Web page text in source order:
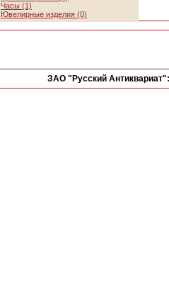
Часы (1)
Ювелирные изделия (0)
ЗАО "Русский Антиквариат":